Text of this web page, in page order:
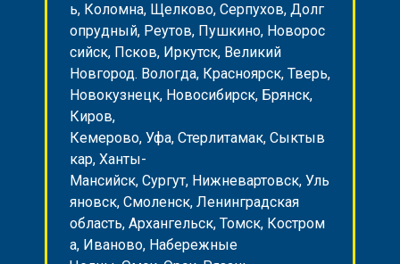
ь, Коломна, Щелково, Серпухов, Долг
опрудный, Реутов, Пушкино, Новорос
сийск, Псков, Иркутск, Великий
Новгород. Вологда, Красноярск, Тверь,
Новокузнецк, Новосибирск, Брянск,
Киров,
Кемерово, Уфа, Стерлитамак, Сыктыв
кар, Ханты-
Мансийск, Сургут, Нижневартовск, Уль
яновск, Смоленск, Ленинградская
область, Архангельск, Томск, Костром
а, Иваново, Набережные